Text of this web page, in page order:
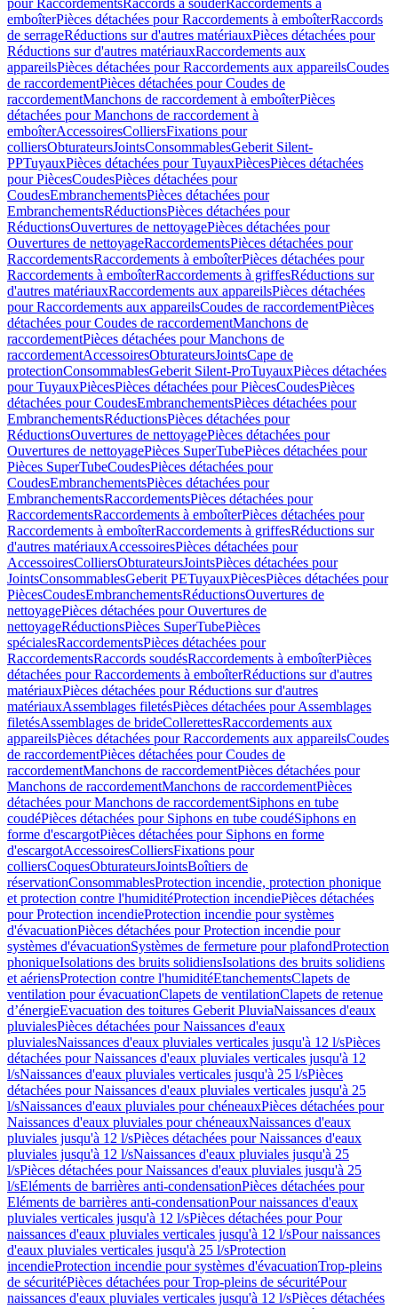
pour RaccordementsRaccords à souderRaccordements à
emboîterPièces détachées pour Raccordements à emboîterRaccords
de serrageRéductions sur d'autres matériauxPièces détachées pour
Réductions sur d'autres matériauxRaccordements aux
appareilsPièces détachées pour Raccordements aux appareilsCoudes
de raccordementPièces détachées pour Coudes de
raccordementManchons de raccordement à emboîterPièces
détachées pour Manchons de raccordement à
emboîterAccessoiresColliersFixations pour
colliersObturateursJointsConsommablesGeberit Silent-
PPTuyauxPièces détachées pour TuyauxPiècesPièces détachées
pour PiècesCoudesPièces détachées pour
CoudesEmbranchementsPièces détachées pour
EmbranchementsRéductionsPièces détachées pour
RéductionsOuvertures de nettoyagePièces détachées pour
Ouvertures de nettoyageRaccordementsPièces détachées pour
RaccordementsRaccordements à emboîterPièces détachées pour
Raccordements à emboîterRaccordements à griffesRéductions sur
d'autres matériauxRaccordements aux appareilsPièces détachées
pour Raccordements aux appareilsCoudes de raccordementPièces
détachées pour Coudes de raccordementManchons de
raccordementPièces détachées pour Manchons de
raccordementAccessoiresObturateursJointsCape de
protectionConsommablesGeberit Silent-ProTuyauxPièces détachées
pour TuyauxPiècesPièces détachées pour PiècesCoudesPièces
détachées pour CoudesEmbranchementsPièces détachées pour
EmbranchementsRéductionsPièces détachées pour
RéductionsOuvertures de nettoyagePièces détachées pour
Ouvertures de nettoyagePièces SuperTubePièces détachées pour
Pièces SuperTubeCoudesPièces détachées pour
CoudesEmbranchementsPièces détachées pour
EmbranchementsRaccordementsPièces détachées pour
RaccordementsRaccordements à emboîterPièces détachées pour
Raccordements à emboîterRaccordements à griffesRéductions sur
d'autres matériauxAccessoiresPièces détachées pour
AccessoiresColliersObturateursJointsPièces détachées pour
JointsConsommablesGeberit PETuyauxPiècesPièces détachées pour
PiècesCoudesEmbranchementsRéductionsOuvertures de
nettoyagePièces détachées pour Ouvertures de
nettoyageRéductionsPièces SuperTubePièces
spécialesRaccordementsPièces détachées pour
RaccordementsRaccords soudésRaccordements à emboîterPièces
détachées pour Raccordements à emboîterRéductions sur d'autres
matériauxPièces détachées pour Réductions sur d'autres
matériauxAssemblages filetésPièces détachées pour Assemblages
filetésAssemblages de brideCollerettesRaccordements aux
appareilsPièces détachées pour Raccordements aux appareilsCoudes
de raccordementPièces détachées pour Coudes de
raccordementManchons de raccordementPièces détachées pour
Manchons de raccordementManchons de raccordementPièces
détachées pour Manchons de raccordementSiphons en tube
coudéPièces détachées pour Siphons en tube coudéSiphons en
forme d'escargotPièces détachées pour Siphons en forme
d'escargotAccessoiresColliersFixations pour
colliersCoquesObturateursJointsBoîtiers de
réservationConsommablesProtection incendie, protection phonique
et protection contre l'humiditéProtection incendiePièces détachées
pour Protection incendieProtection incendie pour systèmes
d'évacuationPièces détachées pour Protection incendie pour
systèmes d'évacuationSystèmes de fermeture pour plafondProtection
phoniqueIsolations des bruits solidiensIsolations des bruits solidiens
et aériensProtection contre l'humiditéEtanchementsClapets de
ventilation pour évacuationClapets de ventilationClapets de retenue
d’énergieEvacuation des toitures Geberit PluviaNaissances d'eaux
pluvialesPièces détachées pour Naissances d'eaux
pluvialesNaissances d'eaux pluviales verticales jusqu'à 12 l/sPièces
détachées pour Naissances d'eaux pluviales verticales jusqu'à 12
l/sNaissances d'eaux pluviales verticales jusqu'à 25 l/sPièces
détachées pour Naissances d'eaux pluviales verticales jusqu'à 25
l/sNaissances d'eaux pluviales pour chéneauxPièces détachées pour
Naissances d'eaux pluviales pour chéneauxNaissances d'eaux
pluviales jusqu'à 12 l/sPièces détachées pour Naissances d'eaux
pluviales jusqu'à 12 l/sNaissances d'eaux pluviales jusqu'à 25
l/sPièces détachées pour Naissances d'eaux pluviales jusqu'à 25
l/sEléments de barrières anti-condensationPièces détachées pour
Eléments de barrières anti-condensationPour naissances d'eaux
pluviales verticales jusqu'à 12 l/sPièces détachées pour Pour
naissances d'eaux pluviales verticales jusqu'à 12 l/sPour naissances
d'eaux pluviales verticales jusqu'à 25 l/sProtection
incendieProtection incendie pour systèmes d'évacuationTrop-pleins
de sécuritéPièces détachées pour Trop-pleins de sécuritéPour
naissances d'eaux pluviales verticales jusqu'à 12 l/sPièces détachées